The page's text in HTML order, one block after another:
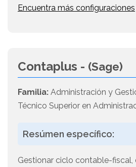
Encuentra más configuraciones
Contaplus - (Sage)
Familia: Administración y
Técnico Superior en
Resúmen específico:
Gestionar ciclo contable-fiscal,